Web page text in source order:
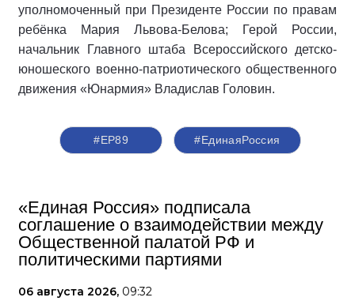
уполномоченный при Президенте России по правам
ребёнка Мария Львова-Белова; Герой России,
начальник Главного штаба Всероссийского детско-
юношеского военно-патриотического общественного
движения «Юнармия» Владислав Головин.
#ЕР89 #‎ЕдинаяРоссия
«Единая Россия» подписала
соглашение о взаимодействии между
Общественной палатой РФ и
политическими партиями
06 августа 2026, 09:32